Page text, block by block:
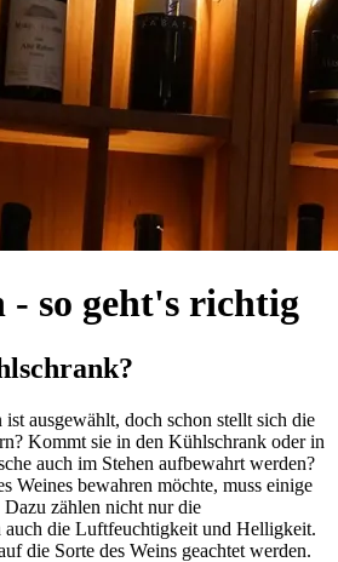
- so geht's richtig
ausgewählt, doch schon stellt sich die
Kommt sie in den Kühlschrank oder in
auch im Stehen aufbewahrt werden?
Weines bewahren möchte, muss einige
zählen nicht nur die
auch die Luftfeuchtigkeit und Helligkeit.
die Sorte des Weins geachtet werden.